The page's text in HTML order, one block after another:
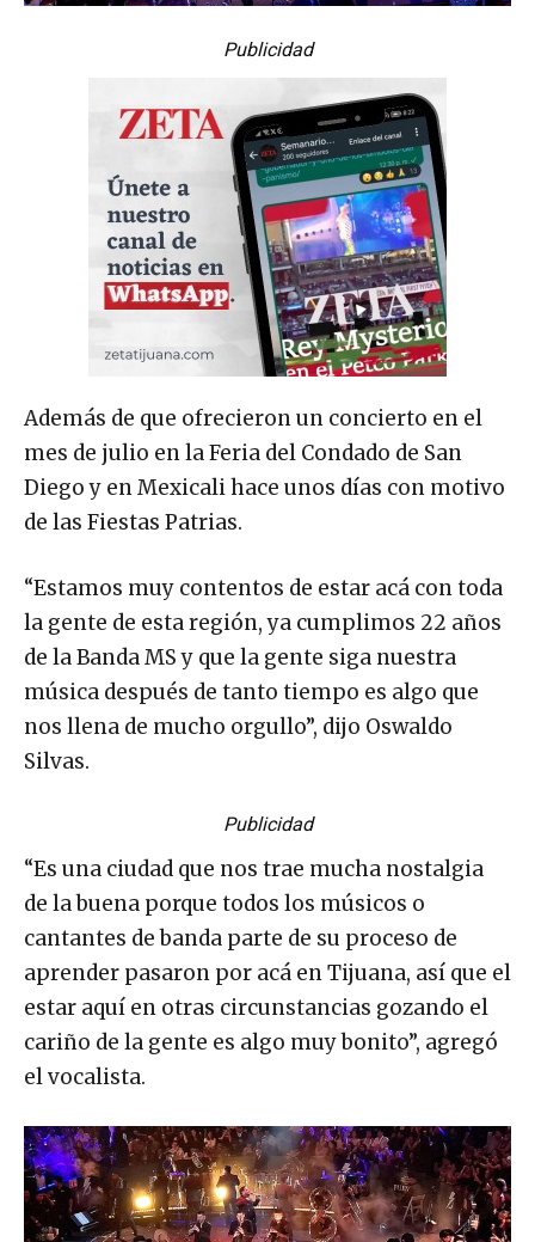
Publicidad
Además de que ofrecieron un concierto en el
mes de julio en la Feria del Condado de San
Diego y en Mexicali hace unos días con motivo
de las Fiestas Patrias.
“Estamos muy contentos de estar acá con toda
la gente de esta región, ya cumplimos 22 años
de la Banda MS y que la gente siga nuestra
música después de tanto tiempo es algo que
nos llena de mucho orgullo”, dijo Oswaldo
Silvas.
Publicidad
“Es una ciudad que nos trae mucha nostalgia
de la buena porque todos los músicos o
cantantes de banda parte de su proceso de
aprender pasaron por acá en Tijuana, así que el
estar aquí en otras circunstancias gozando el
cariño de la gente es algo muy bonito”, agregó
el vocalista.